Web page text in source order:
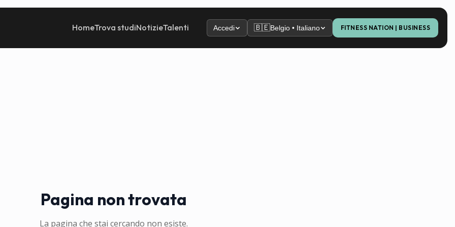
HomeTrova studiNotizieTalenti Accedi 🇧🇪Belgio • Italiano FITNESS NATION | BUSINESS
Pagina non trovata
La pagina che stai cercando non esiste.